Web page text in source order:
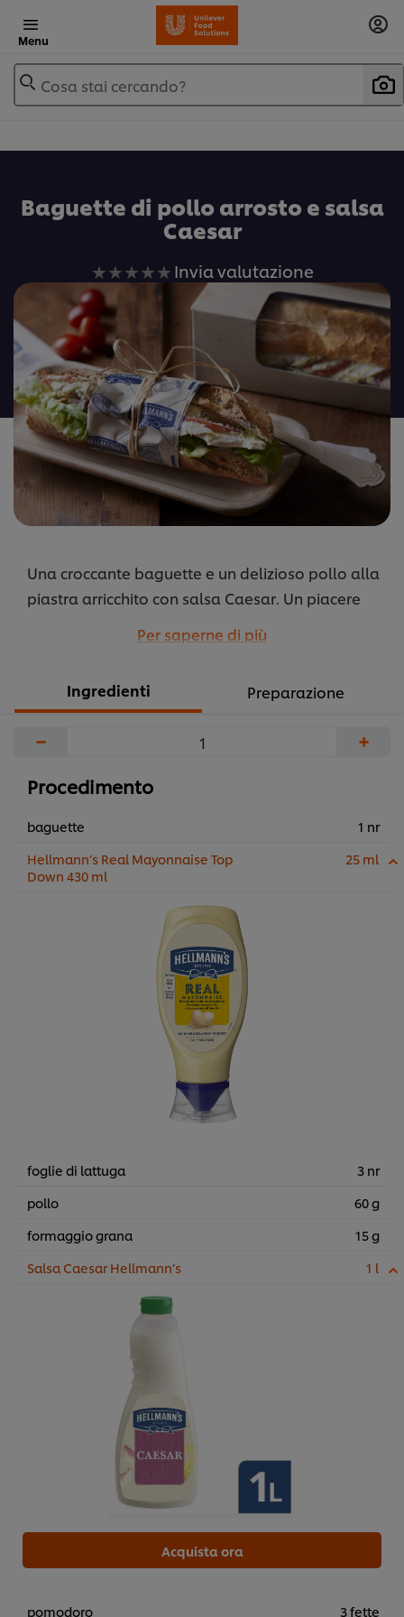
Menu
Cosa stai cercando?
Baguette di pollo arrosto e salsa
Caesar
Nessuna
valutazione
inviata
questo
recipe
Invia valutazione
Una croccante baguette e un delizioso pollo alla
piastra arricchito con salsa Caesar. Un piacere
Per saperne di più
Ingredienti Preparazione
− +
Procedimento
baguette
1 nr
Hellmann’s Real Mayonnaise Top
Down 430 ml
25 ml
foglie di lattuga
3 nr
pollo
60 g
formaggio grana
15 g
Salsa Caesar Hellmann’s
1 l
Acquista ora
pomodoro 3 fette